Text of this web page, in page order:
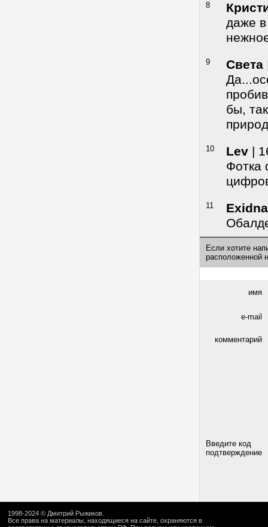
8
даже
9 Света
бы,
10 Lev |
Фотка
11
Exidna
Если хотите
расположенной
имя
e-mail
комментарий
Введите код
подтверждение
1998-2024 © Дмитрий Рыжиков
Все права на материалы, находящиеся на сайте, охраняются в